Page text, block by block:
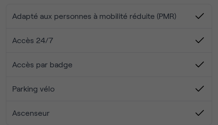
- L'utilisation des phone booths et des espaces projets
- L'accès à nos évènements
- L'eau, l'électricité et les taxes (foncières, bureau,
souhaitez!
Adapté aux personnes à mobilité réduite (PMR)
Accès 24/7
Accès par badge
Parking vélo
Ascenseur